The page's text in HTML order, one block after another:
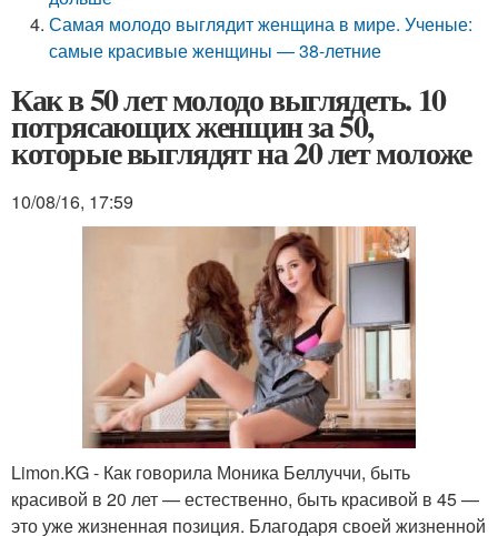
Самая молодо выглядит женщина в мире. Ученые:
самые красивые женщины — 38-летние
Как в 50 лет молодо выглядеть. 10
потрясающих женщин за 50,
которые выглядят на 20 лет моложе
10/08/16, 17:59
Limon.KG - Как говорила Моника Беллуччи, быть
красивой в 20 лет — естественно, быть красивой в 45 —
это уже жизненная позиция. Благодаря своей жизненной